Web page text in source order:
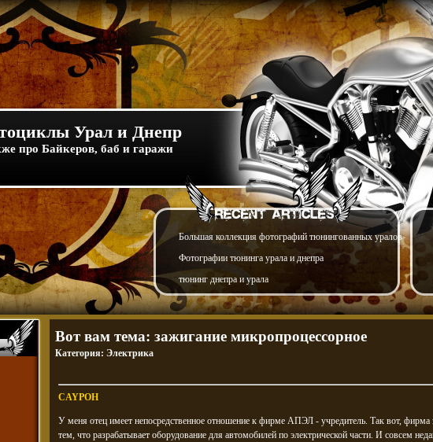
Урал и Днепр
про Байкеров, баб и гаражи
Большая коллекция фотографий тюнингованных уралов
Фотографии тюнинга урала и днепра
тюнинг днепра и урала
Вот вам тема: зажигание микропроцессорное
Категория: Электрика
CAYPOH
У меня отец имеет непосредственное отношение к фирме АПЭЛ - учредитель. Так вот, фирма
тем, что разрабатывает оборудование для автомобилей по электрической части. И совсем